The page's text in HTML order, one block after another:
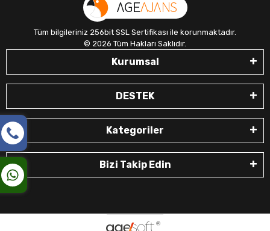
Tüm bilgileriniz 256bit SSL Sertifikası ile korunmaktadır.
© 2026 Tüm Hakları Saklıdır.
Kurumsal
DESTEK
Kategoriler
Bizi Takip Edin